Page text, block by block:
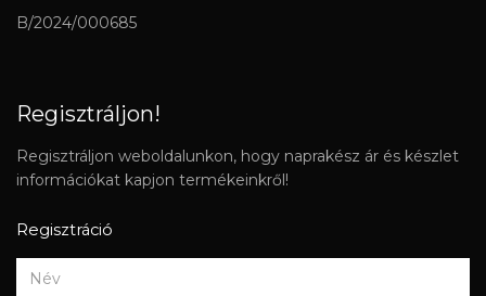
B/2024/000685
Regisztráljon!
Regisztráljon weboldalunkon, hogy naprakész ár és készlet
információkat kapjon termékeinkről!
Regisztráció